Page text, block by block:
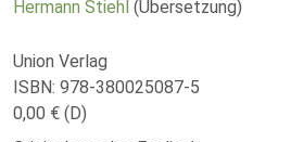
Hermann Stiehl (Übersetzung)
Union Verlag
ISBN: 978-380025087-5
0,00 € (D)